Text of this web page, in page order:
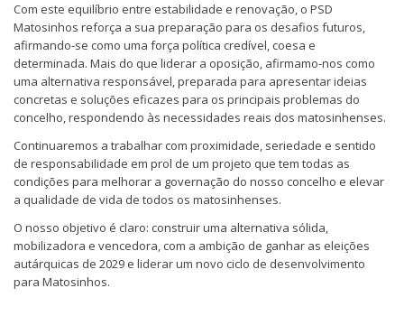
Com este equilíbrio entre estabilidade e renovação, o PSD
Matosinhos reforça a sua preparação para os desafios futuros,
afirmando-se como uma força política credível, coesa e
determinada. Mais do que liderar a oposição, afirmamo-nos como
uma alternativa responsável, preparada para apresentar ideias
concretas e soluções eficazes para os principais problemas do
concelho, respondendo às necessidades reais dos matosinhenses.
Continuaremos a trabalhar com proximidade, seriedade e sentido
de responsabilidade em prol de um projeto que tem todas as
condições para melhorar a governação do nosso concelho e elevar
a qualidade de vida de todos os matosinhenses.
O nosso objetivo é claro: construir uma alternativa sólida,
mobilizadora e vencedora, com a ambição de ganhar as eleições
autárquicas de 2029 e liderar um novo ciclo de desenvolvimento
para Matosinhos.